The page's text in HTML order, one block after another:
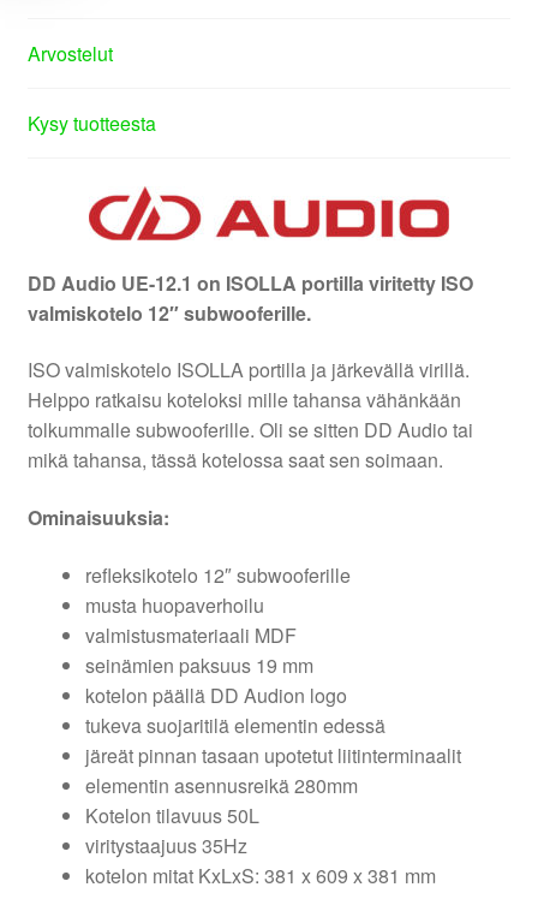
Arvostelut
Kysy tuotteesta
DD Audio UE-12.1 on ISOLLA portilla viritetty ISO
valmiskotelo 12″ subwooferille.
ISO valmiskotelo ISOLLA portilla ja järkevällä virillä.
Helppo ratkaisu koteloksi mille tahansa vähänkään
tolkummalle subwooferille. Oli se sitten DD Audio tai
mikä tahansa, tässä kotelossa saat sen soimaan.
Ominaisuuksia:
refleksikotelo 12″ subwooferille
musta huopaverhoilu
valmistusmateriaali MDF
seinämien paksuus 19 mm
kotelon päällä DD Audion logo
tukeva suojaritilä elementin edessä
järeät pinnan tasaan upotetut liitinterminaalit
elementin asennusreikä 280mm
Kotelon tilavuus 50L
viritystaajuus 35Hz
kotelon mitat KxLxS: 381 x 609 x 381 mm